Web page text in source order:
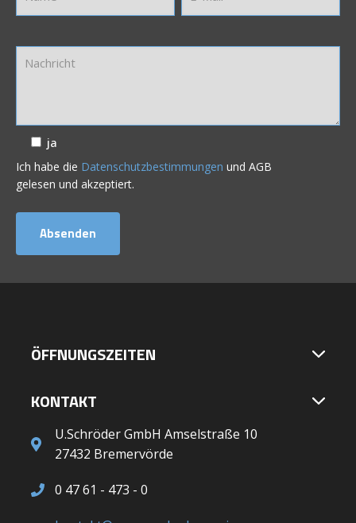
ja
Ich habe die Datenschutzbestimmungen und AGB
gelesen und akzeptiert.
ÖFFNUNGSZEITEN
KONTAKT
U.Schröder GmbH Amselstraße 10
27432 Bremervörde
0 47 61 - 473 - 0